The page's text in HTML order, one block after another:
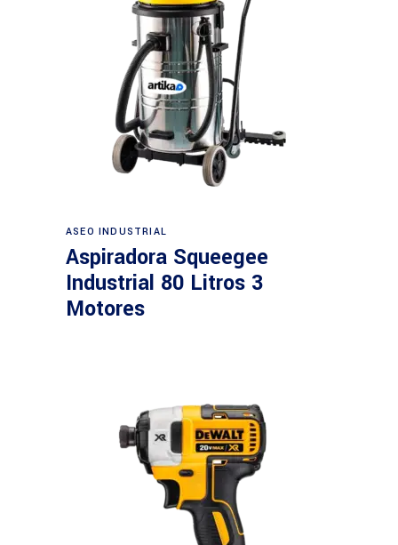
ASEO INDUSTRIAL
Aspiradora Squeegee
Industrial 80 Litros 3
Motores